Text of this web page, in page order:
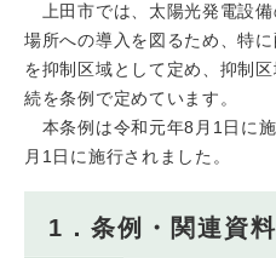
上田市では、太陽光発電設
場所への導入を図るため、特
を抑制区域として定め、抑制
続を条例で定めています。
本条例は令和元年8月1日に
月1日に施行されました。
1．条例・関連資料